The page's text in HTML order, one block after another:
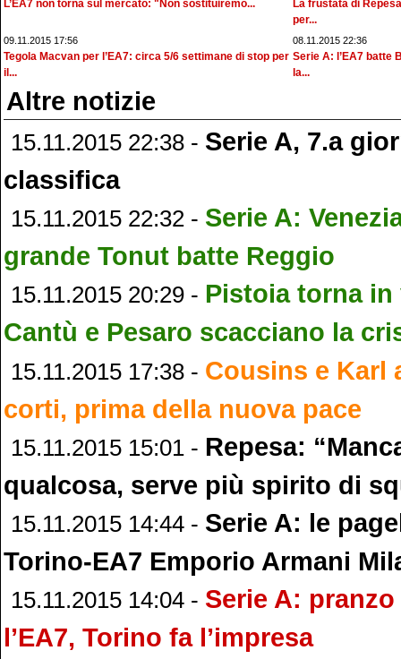
L’EA7 non torna sul mercato: "Non sostituiremo...
La frustata di
per...
09.11.2015 17:56
Tegola Macvan per l’EA7: circa 5/6 settimane di stop per
il...
08.11.2015 22:36
Serie A: l’EA7 batte
la...
Altre notizie
15.11.2015 22:38 - Serie A, 7.a
classifica
15.11.2015 22:32 - Serie A:
grande Tonut batte Reggio
15.11.2015 20:29 - Pistoia torna
Cantù e Pesaro scacciano la
15.11.2015 17:38 - Cousins e Karl
corti, prima della nuova pace
15.11.2015 15:01 - Repesa:
qualcosa, serve più spirito di
15.11.2015 14:44 - Serie A: le
Torino-EA7 Emporio Armani
15.11.2015 14:04 - Serie A:
l’EA7, Torino fa l’impresa